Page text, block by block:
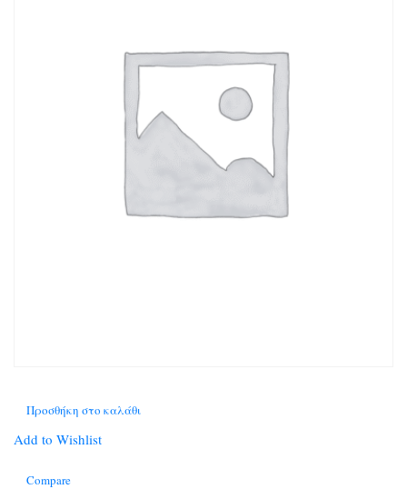
Προσθήκη στο καλάθι
Add to Wishlist
Compare